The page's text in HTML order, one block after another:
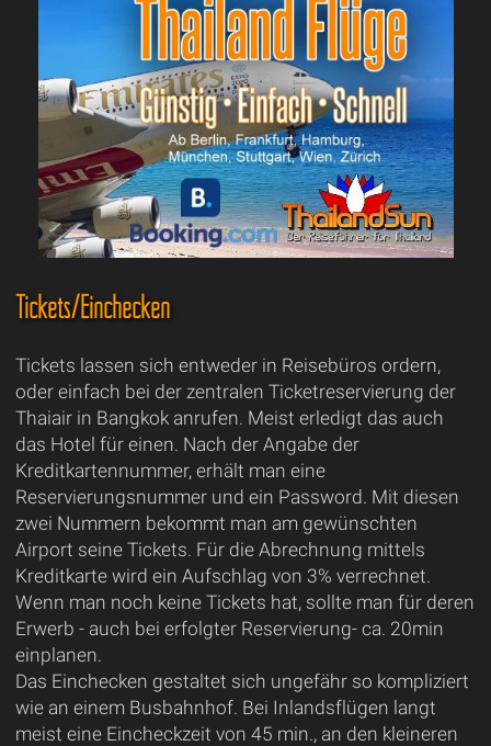
Tickets/Einchecken
Tickets lassen sich entweder in Reisebüros ordern,
oder einfach bei der zentralen Ticketreservierung der
Thaiair in Bangkok anrufen. Meist erledigt das auch
das Hotel für einen. Nach der Angabe der
Kreditkartennummer, erhält man eine
Reservierungsnummer und ein Password. Mit diesen
zwei Nummern bekommt man am gewünschten
Airport seine Tickets. Für die Abrechnung mittels
Kreditkarte wird ein Aufschlag von 3% verrechnet.
Wenn man noch keine Tickets hat, sollte man für deren
Erwerb - auch bei erfolgter Reservierung- ca. 20min
einplanen.
Das Einchecken gestaltet sich ungefähr so kompliziert
wie an einem Busbahnhof. Bei Inlandsflügen langt
meist eine Eincheckzeit von 45 min., an den kleineren